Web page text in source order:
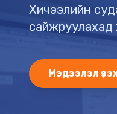
Хичээлийн
сайжруулахад
Мэдээлэл